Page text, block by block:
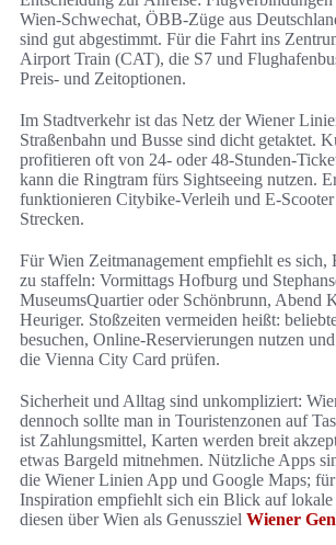
Wien-Schwechat, ÖBB-Züge aus
sind gut abgestimmt. Für die Fahrt ins
Airport Train (CAT), die S7 und
Preis- und Zeitoptionen.
Im Stadtverkehr ist das Netz der Wiener
Straßenbahn und Busse sind dicht getaktet.
profitieren oft von 24- oder 48-Stunden-
kann die Ringtram fürs Sightseeing nutzen.
funktionieren Citybike-Verleih und E-
Strecken.
Für Wien Zeitmanagement empfiehlt es
zu staffeln: Vormittags Hofburg und
MuseumsQuartier oder Schönbrunn, Abend
Heuriger. Stoßzeiten vermeiden heißt:
besuchen, Online-Reservierungen nutzen
die Vienna City Card prüfen.
Sicherheit und Alltag sind unkompliziert:
dennoch sollte man in Touristenzonen auf
ist Zahlungsmittel, Karten werden breit
etwas Bargeld mitnehmen. Nützliche Apps
die Wiener Linien App und Google Maps;
Inspiration empfiehlt sich ein Blick auf
diesen über Wien als Genussziel Wiener